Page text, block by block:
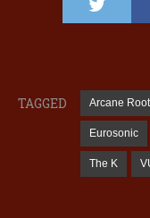
TAGGED Arcane
Eurosonic
The K